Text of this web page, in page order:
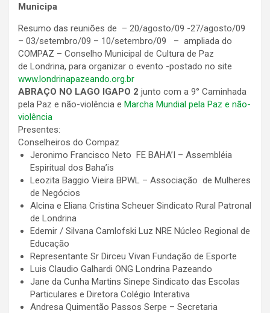
Municipa
Resumo das reuniões de – 20/agosto/09 -27/agosto/09
– 03/setembro/09 – 10/setembro/09 – ampliada do
COMPAZ – Conselho Municipal de Cultura de Paz
de Londrina, para organizar o evento -postado no site
www.londrinapazeando.org.br
ABRAÇO NO LAGO IGAPO 2 junto com a 9° Caminhada
pela Paz e não-violência e Marcha Mundial pela Paz e não-
violência
Presentes:
Conselheiros do Compaz
Jeronimo Francisco Neto FE BAHA’I – Assembléia
Espiritual dos Baha’is
Leozita Baggio Vieira BPWL – Associação de Mulheres
de Negócios
Alcina e Eliana Cristina Scheuer Sindicato Rural Patronal
de Londrina
Edemir / Silvana Camlofski Luz NRE Núcleo Regional de
Educação
Representante Sr Dirceu Vivan Fundação de Esporte
Luis Claudio Galhardi ONG Londrina Pazeando
Jane da Cunha Martins Sinepe Sindicato das Escolas
Particulares e Diretora Colégio Interativa
Andresa Quimentão Passos Serpe – Secretaria